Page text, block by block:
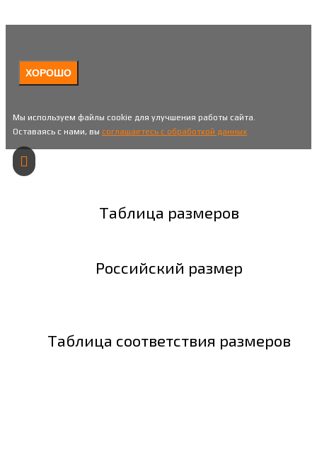
ХОРОШО
Мы используем файлы cookie для улучшения работы сайта.
Оставаясь с нами, вы соглашаетесь с обработкой данных
Таблица размеров
Российский размер
Таблица соответствия размеров